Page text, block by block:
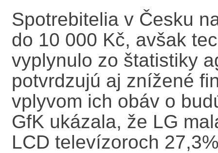
Spotrebitelia v Česku
do 10 000 Kč, avšak
vyplynulo zo štatistiky
potvrdzujú aj znížené
vplyvom ich obáv o
GfK ukázala, že LG
LCD televízoroch